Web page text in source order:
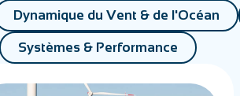
Dynamique du Vent & de l'Océan
Systèmes & Performance